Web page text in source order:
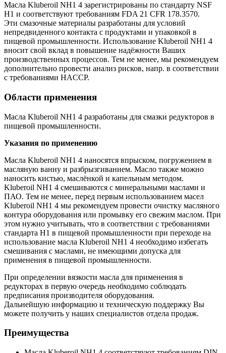
Масла Kluberoil NH1 4 зарегистрированы по стандарту NSF
H1 и соответствуют требованиям FDA 21 CFR 178.3570.
Эти смазочные материалы разработаны для условий
непредвиденного контакта с продуктами и упаковкой в
пищевой промышленности. Использование Kluberoil NH1 4
вносит свой вклад в повышение надёжности Ваших
производственных процессов. Тем не менее, мы рекомендуем
дополнительно провести анализ рисков, напр. в соответствии
с требованиями HACCP.
Области применения
Масла Kluberoil NH1 4 разработаны для смазки редукторов в
пищевой промышленности.
Указания по применению
Масла Kluberoil NH1 4 наносятся впрыском, погружением в
масляную ванну и разбрызгиванием. Масло также можно
наносить кистью, маслёнкой и капельным методом.
Kluberoil NH1 4 смешиваются с минеральными маслами и
ПАО. Тем не менее, перед первым использованием масел
Kluberoil NH1 4 мы рекомендуем провести очистку масляного
контура оборудования или промывку его свежим маслом. При
этом нужно учитывать, что в соответствии с требованиями
стандарта H1 в пищевой промышленности при переходе на
использование масла Kluberoil NH1 4 необходимо избегать
смешивания с маслами, не имеющими допуска для
применения в пищевой промышленности.
При определении вязкости масла для применения в
редукторах в первую очередь необходимо соблюдать
предписания производителя оборудования.
Дальнейшую информацию и техническую поддержку Вы
можете получить у наших специалистов отдела продаж.
Преимущества